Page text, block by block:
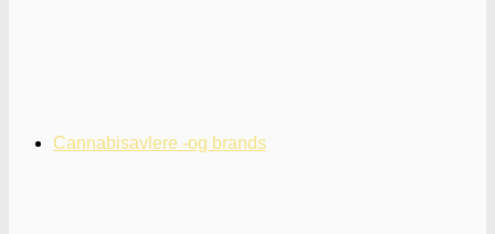
Cannabisavlere -og brands